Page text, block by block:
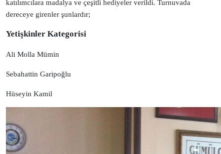
katılımcılara madalya ve çeşitli hediyeler verildi. Turnuvada
dereceye girenler şunlardır;
Yetişkinler Kategorisi
Ali Molla Mümin
Sebahattin Garipoğlu
Hüseyin Kamil